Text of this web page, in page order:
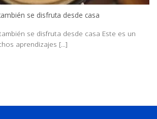
se disfruta desde casa
se disfruta desde casa Este es un
aprendizajes [...]